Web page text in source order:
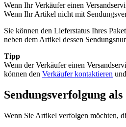
Wenn Ihr Verkäufer einen
Wenn Ihr Artikel nicht mit
Sie können den Lieferstatus Ihres
neben dem Artikel dessen
Tipp
Wenn der Verkäufer einen
können den Verkäufer kontaktieren
Sendungsverfolgung als
Wenn Sie Artikel verfolgen möchten,